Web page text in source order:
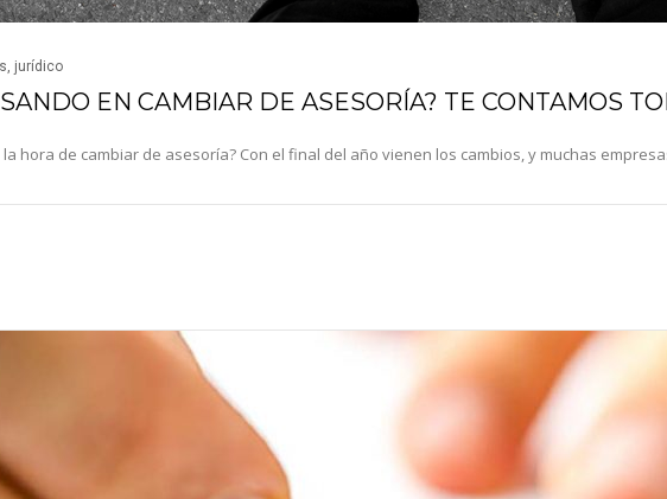
, jurídico
EN CAMBIAR DE ASESORÍA? TE CONTAMOS
hora de cambiar de asesoría? Con el final del año vienen los cambios, y muchas